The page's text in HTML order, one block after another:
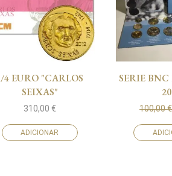
4 EURO "CARLOS
SEIXAS"
310,00 €
ADICIONAR
SERIE
100,00€